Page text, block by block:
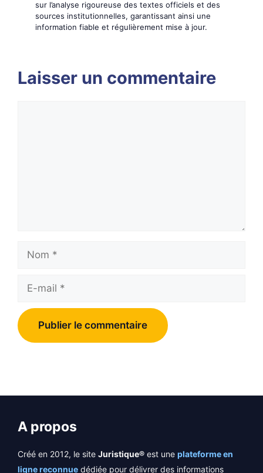
sur l’analyse rigoureuse des textes officiels et des
sources institutionnelles, garantissant ainsi une
information fiable et régulièrement mise à jour.
Laisser un commentaire
mail
A propos
Créé en 2012, le site Juristique® est une plateforme en
ligne reconnue dédiée pour délivrer des informations